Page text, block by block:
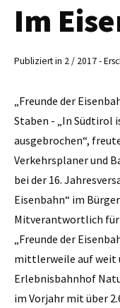
Im
Publiziert in 2 / 2017 -
„Freunde der
Staben - „In Südtirol
ausgebrochen“,
Verkehrsplaner und
bei der 16.
Eisenbahn“ im
Mitverantwortlich für
„Freunde der
mittlerweile auf weit
Erlebnisbahnhof
im Vorjahr mit über